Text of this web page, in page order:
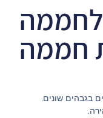
לחממה
חממה
בגבהים שונים.